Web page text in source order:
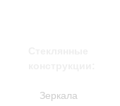
Зеркала